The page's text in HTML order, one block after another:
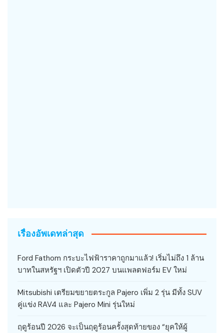
เรื่องอัพเดทล่าสุด
Ford Fathom กระบะไฟฟ้าราคาถูกมาแล้ว! เริ่มไม่ถึง 1 ล้าน
บาทในสหรัฐฯ เปิดตัวปี 2027 บนแพลตฟอร์ม EV ใหม่
Mitsubishi เตรียมขยายตระกูล Pajero เพิ่ม 2 รุ่น มีทั้ง SUV
คู่แข่ง RAV4 และ Pajero Mini รุ่นใหม่
ฤดูร้อนปี 2026 จะเป็นฤดูร้อนครั้งสุดท้ายของ “ยุคให้ผู้